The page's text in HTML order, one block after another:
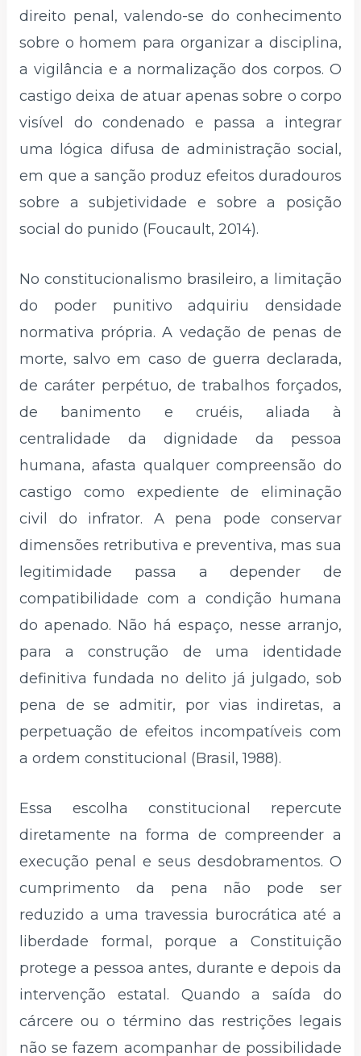
direito penal, valendo-se do conhecimento
sobre o homem para organizar a disciplina,
a vigilância e a normalização dos corpos. O
castigo deixa de atuar apenas sobre o corpo
visível do condenado e passa a integrar
uma lógica difusa de administração social,
em que a sanção produz efeitos duradouros
sobre a subjetividade e sobre a posição
social do punido (Foucault, 2014).
No constitucionalismo brasileiro, a limitação
do poder punitivo adquiriu densidade
normativa própria. A vedação de penas de
morte, salvo em caso de guerra declarada,
de caráter perpétuo, de trabalhos forçados,
de banimento e cruéis, aliada à
centralidade da dignidade da pessoa
humana, afasta qualquer compreensão do
castigo como expediente de eliminação
civil do infrator. A pena pode conservar
dimensões retributiva e preventiva, mas sua
legitimidade passa a depender de
compatibilidade com a condição humana
do apenado. Não há espaço, nesse arranjo,
para a construção de uma identidade
definitiva fundada no delito já julgado, sob
pena de se admitir, por vias indiretas, a
perpetuação de efeitos incompatíveis com
a ordem constitucional (Brasil, 1988).
Essa escolha constitucional repercute
diretamente na forma de compreender a
execução penal e seus desdobramentos. O
cumprimento da pena não pode ser
reduzido a uma travessia burocrática até a
liberdade formal, porque a Constituição
protege a pessoa antes, durante e depois da
intervenção estatal. Quando a saída do
cárcere ou o término das restrições legais
não se fazem acompanhar de possibilidade